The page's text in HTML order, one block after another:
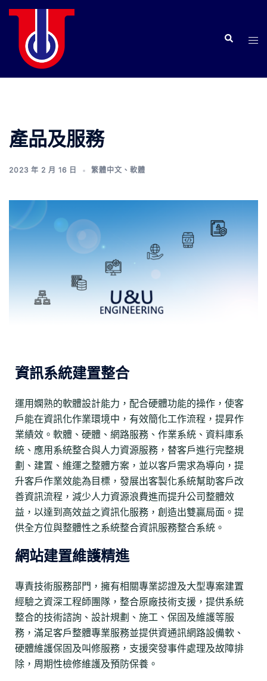
產品及服務
2023 年 2 月 16 日 繁體中文 、 軟體
資訊系統建置整合
運用嫻熟的軟體設計能力，配合硬體功能的操作，使客
戶能在資訊化作業環境中，有效簡化工作流程，提昇作
業績效。軟體、硬體、網路服務、作業系統、資料庫系
統、應用系統整合與人力資源服務，替客戶進行完整規
劃、建置、維運之整體方案，並以客戶需求為導向，提
升客戶作業效能為目標，發展出客製化系統幫助客戶改
善資訊流程，減少人力資源浪費進而提升公司整體效
益，以達到高效益之資訊化服務，創造出雙贏局面。提
供全方位與整體性之系統整合資訊服務整合系統。
網站建置維護精進
專責技術服務部門，擁有相關專業認證及大型專案建置
經驗之資深工程師團隊，整合原廠技術支援，提供系統
整合的技術諮詢、設計規劃、施工、保固及維護等服
務，滿足客戶整體專業服務並提供資通訊網路設備軟、
硬體維護保固及叫修服務，支援突發事件處理及故障排
除，周期性檢修維護及預防保養。